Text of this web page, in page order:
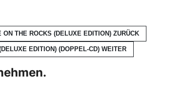
THE ROCKS (DELUXE EDITION) ZURÜCK
EDITION) (DOPPEL-CD) WEITER